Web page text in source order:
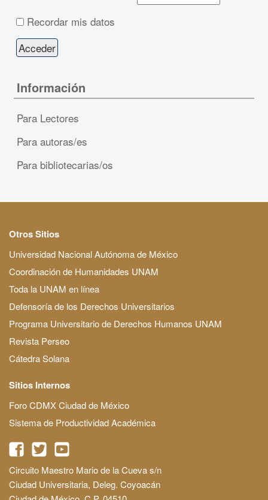
Recordar mis datos
Información
Para Lectores
Para autoras/es
Para bibliotecarias/os
Otros Sitios
Universidad Nacional Autónoma de México
Coordinación de Humanidades UNAM
Toda la UNAM en línea
Defensoría de los Derechos Universitarios
Programa Universitario de Derechos Humanos UNAM
Revista Perseo
Cátedra Solana
Sitios Internos
Foro CDMX Ciudad de México
Sistema de Productividad Académica
Circuito Maestro Mario de la Cueva s/n
Ciudad Universitaria, Deleg. Coyoacán